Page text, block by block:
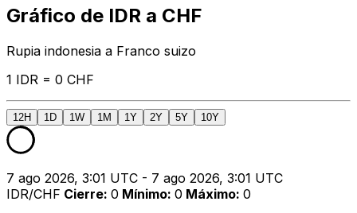
Gráfico de IDR a CHF
Rupia indonesia a Franco suizo
1 IDR = 0 CHF
12H 1D 1W 1M 1Y 2Y 5Y 10Y
7 ago 2026, 3:01 UTC - 7 ago 2026, 3:01 UTC
IDR/CHF Cierre: 0 Mínimo: 0 Máximo: 0